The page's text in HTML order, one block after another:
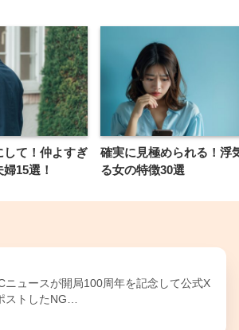
て！仲よすぎ
15選！
確実に見極められる！浮
る女の特徴30選
ニュースが開局100周年を記念して公式X
ストしたNG…